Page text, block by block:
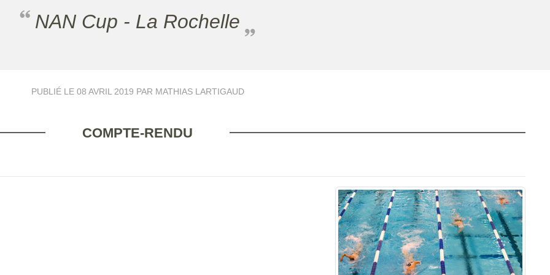
NAN Cup - La Rochelle
PUBLIÉ LE 08 AVRIL 2019 PAR MATHIAS LARTIGAUD
COMPTE-RENDU